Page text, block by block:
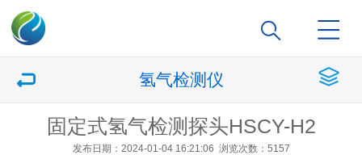
氢气检测仪
固定式氢气检测探头HSCY-H2
发布日期：2024-01-04 16:21:06 浏览次数：5157